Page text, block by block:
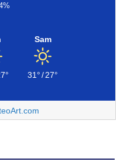
Sam
31°/27°